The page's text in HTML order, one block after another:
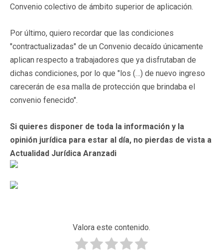
Convenio colectivo de ámbito superior de aplicación.
Por último, quiero recordar que las condiciones
"contractualizadas" de un Convenio decaído únicamente
aplican respecto a trabajadores que ya disfrutaban de
dichas condiciones, por lo que "los (…) de nuevo ingreso
carecerán de esa malla de protección que brindaba el
convenio fenecido".
Si quieres disponer de toda la información y la
opinión jurídica para estar al día, no pierdas de vista a
Actualidad Jurídica Aranzadi
Valora este contenido.